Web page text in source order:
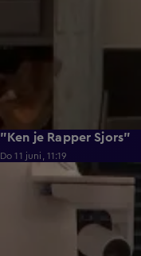
"Ken je Rapper Sjors"
Do 11 juni, 11:19